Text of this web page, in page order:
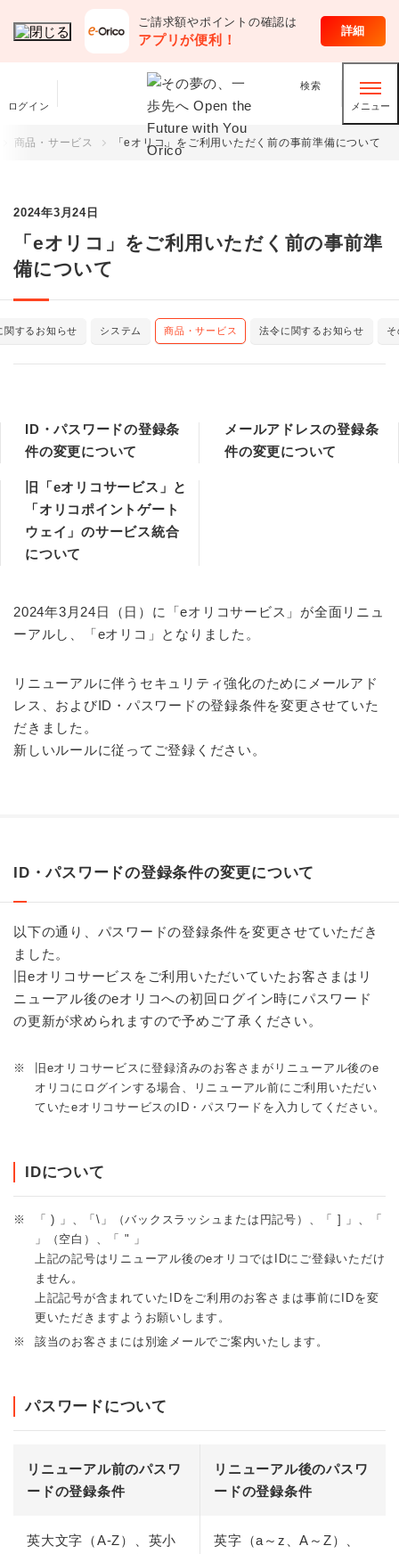
ご請求額やポイントの確認は
アプリが便利！
詳細
ログイン
検索
メニュー
商品・サービス 「eオリコ」をご利用いただく前の事前準備について
2024年3月24日
「eオリコ」をご利用いただく前の事前準
備について
関するお知らせ システム 商品・サービス 法令に関するお知らせ
ID・パスワードの登録条
件の変更について
メールアドレスの登録条
件の変更について
旧「eオリコサービス」と
「オリコポイントゲート
ウェイ」のサービス統合
について
2024年3月24日（日）に「eオリコサービス」が全面リニュ
ーアルし、「eオリコ」となりました。
リニューアルに伴うセキュリティ強化のためにメールアド
レス、およびID・パスワードの登録条件を変更させていた
だきました。
新しいルールに従ってご登録ください。
ID・パスワードの登録条件の変更について
以下の通り、パスワードの登録条件を変更させていただき
ました。
旧eオリコサービスをご利用いただいていたお客さまはリ
ニューアル後のeオリコへの初回ログイン時にパスワード
の更新が求められますので予めご了承ください。
※
旧eオリコサービスに登録済みのお客さまがリニューアル後のe
オリコにログインする場合、リニューアル前にご利用いただい
ていたeオリコサービスのID・パスワードを入力してください。
IDについて
※
「 ) 」、「\」（バックスラッシュまたは円記号）、「 ] 」、「
」（空白）、「 " 」
上記の記号はリニューアル後のeオリコではIDにご登録いただけ
ません。
上記記号が含まれていたIDをご利用のお客さまは事前にIDを変
更いただきますようお願いします。
※
該当のお客さまには別途メールでご案内いたします。
パスワードについて
リニューアル前のパスワ
ードの登録条件
リニューアル後のパスワ
ードの登録条件
英大文字（A-Z）、英小
英字（a～z、A～Z）、